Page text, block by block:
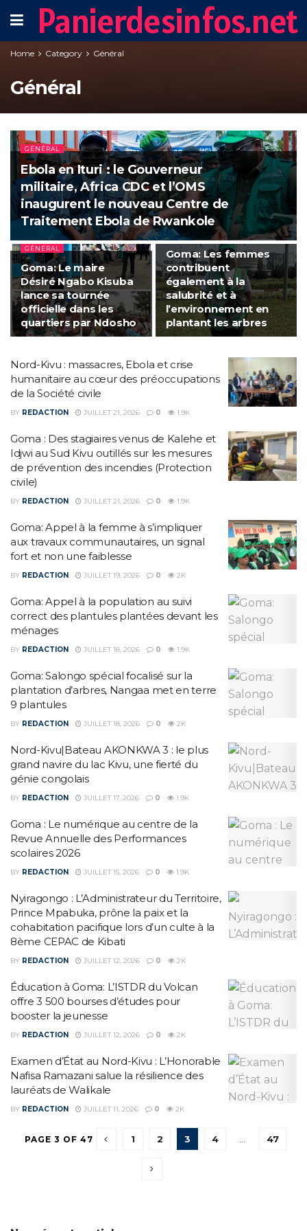
Panierdesinfos.net
Home Category Général
Général
GÉNÉRAL
Ebola en Ituri : le Gouverneur
militaire, Africa CDC et l’OMS
inaugurent le nouveau Centre de
Traitement Ebola de Rwankole
GÉNÉRAL
Goma: Le maire
Désiré Ngabo Kisuba
lance sa tournée
officielle dans les
quartiers par Ndosho
GÉNÉRAL
Goma: Les femmes
contribuent
également à la
salubrité et à
l’environnement en
plantant les arbres
Nord-Kivu : massacres, Ebola et crise
humanitaire au cœur des préoccupations
de la Société civile
BY REDACTION JUILLET 21, 2026 0 1.9K
Goma : Des stagiaires venus de Kalehe et
Idjwi au Sud Kivu outillés sur les mesures
de prévention des incendies (Protection
civile)
BY REDACTION JUILLET 21, 2026 0 1.9K
Goma: Appel à la femme à s’impliquer
aux travaux communautaires, un signal
fort et non une faiblesse
BY REDACTION JUILLET 19, 2026 0 2K
Goma: Appel à la population au suivi
correct des plantules plantées devant les
ménages
BY REDACTION JUILLET 18, 2026 0 1.9K
Goma: Salongo spécial focalisé sur la
plantation d’arbres, Nangaa met en terre
9 plantules
BY REDACTION JUILLET 18, 2026 0 2K
Nord-Kivu|Bateau AKONKWA 3 : le plus
grand navire du lac Kivu, une fierté du
génie congolais
BY REDACTION JUILLET 17, 2026 0 1.9K
Goma : Le numérique au centre de la
Revue Annuelle des Performances
scolaires 2026
BY REDACTION JUILLET 15, 2026 0 1.9K
‎Nyiragongo : L’Administrateur du Territoire,
Prince Mpabuka, prône la paix et la
cohabitation pacifique lors d’un culte à la
8ème CEPAC de Kibati
BY REDACTION JUILLET 12, 2026 0 2K
Éducation à Goma: L’ISTDR du Volcan
offre 3 500 bourses d’études pour
booster la jeunesse
BY REDACTION JUILLET 12, 2026 0 2K
‎Examen d’État au Nord-Kivu : L’Honorable
Nafisa Ramazani salue la résilience des
lauréats de Walikale‎
BY REDACTION JUILLET 11, 2026 0 2K
PAGE 3 OF 47 1 2 3 4 47